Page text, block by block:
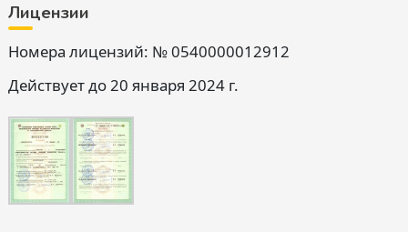
Лицензии
Номера лицензий: № 0540000012912
Действует до 20 января 2024 г.